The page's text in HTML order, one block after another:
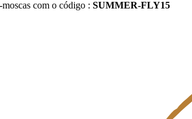
com o código : SUMMER-FLY15